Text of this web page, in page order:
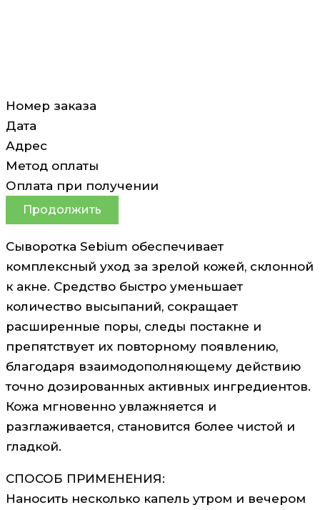
Номер заказа
Дата
Адрес
Метод оплаты
Оплата при получении
Продолжить
Сыворотка Sebium обеспечивает
комплексный уход за зрелой кожей, склонной
к акне. Средство быстро уменьшает
количество высыпаний, сокращает
расширенные поры, следы постакне и
препятствует их повторному появлению,
благодаря взаимодополняющему действию
точно дозированных активных ингредиентов.
Кожа мгновенно увлажняется и
разглаживается, становится более чистой и
гладкой.
СПОСОБ ПРИМЕНЕНИЯ:
Наносить несколько капель утром и вечером